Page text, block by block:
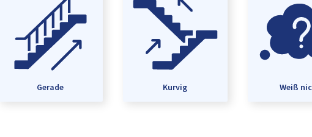
Gerade Kurvig Weiß